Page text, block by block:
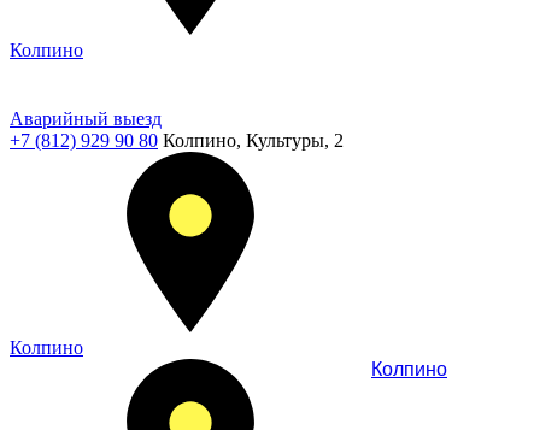
Колпино
Аварийный выезд
+7 (812) 929 90 80 Колпино, Культуры, 2
Колпино
Колпино